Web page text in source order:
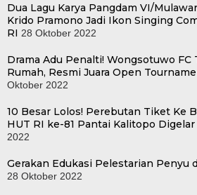
Dua Lagu Karya Pangdam VI/
Krido Pramono Jadi Ikon Singing
RI 28 Oktober 2022
Drama Adu Penalti! Wongsotuwo FC
Rumah, Resmi Juara Open
Oktober 2022
10 Besar Lolos! Perebutan Tiket Ke
HUT RI ke-81 Pantai Kalitopo
2022
Gerakan Edukasi Pelestarian Penyu
28 Oktober 2022